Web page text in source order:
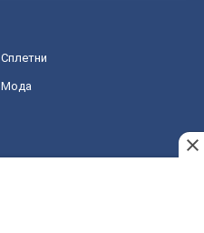
Сплетни
Мода